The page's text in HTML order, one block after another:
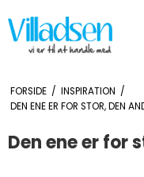
FORSIDE / INSPIRATION /
DEN ENE ER FOR STOR, DEN
Den ene er for